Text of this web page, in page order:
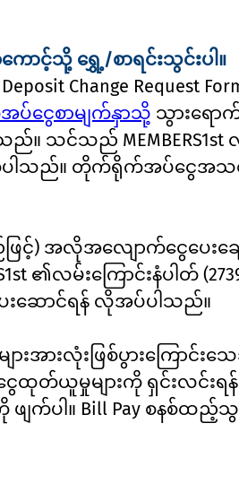
ာင့်သို့ ရွှေ့/စာရင်းသွင်းပါ။
Change Request
ငွေစာမျက်နှာသို့ သွားရေ
။ သင်သည် MEMBERS1st
ြစ်ပါသည်။ တိုက်ရိုက်အပ်ငွေ
ဖြင့်) အလိုအလျောက်ငွေပေးခ
မ်းကြောင်းနံပါတ်
ဆောင်ရန် လိုအပ်ပါသည်။
လုံးဖြစ်ပွားကြောင်းသေခ
ငွေထုတ်ယူမှုများကို ရှင်းလင်း
ျက်ပါ။ Bill Pay စနစ်ထည့်သွင်